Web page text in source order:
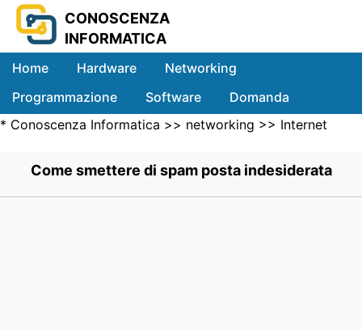
CONOSCENZA
INFORMATICA
Home Hardware
Networking
Programmazione
Software
Domanda
Sistemi
* Conoscenza Informatica >> networking >> Internet
Come smettere di spam posta indesiderata